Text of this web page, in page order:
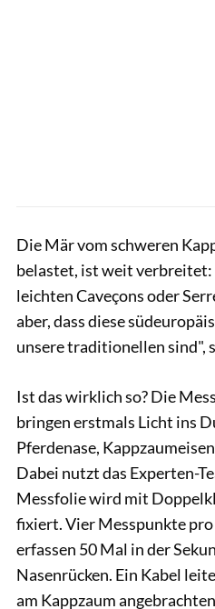
Die Mär vom schweren
belastet, ist weit verbreitet:
leichten Caveçons oder
aber, dass diese
unsere traditionellen sind",
Ist das wirklich so? Die
bringen erstmals Licht ins
Pferdenase,
Dabei nutzt das Experten-
Messfolie wird mit
fixiert. Vier Messpunkte
erfassen 50 Mal in der
Nasenrücken. Ein Kabel
am Kappzaum